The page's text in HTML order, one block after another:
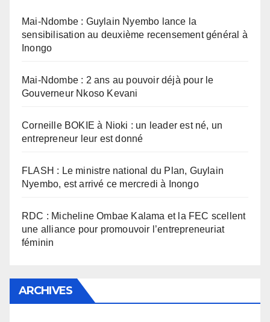
Mai-Ndombe : Guylain Nyembo lance la
sensibilisation au deuxième recensement général à
Inongo
Mai-Ndombe : 2 ans au pouvoir déjà pour le
Gouverneur Nkoso Kevani
Corneille BOKIE à Nioki : un leader est né, un
entrepreneur leur est donné
FLASH : Le ministre national du Plan, Guylain
Nyembo, est arrivé ce mercredi à Inongo
RDC : Micheline Ombae Kalama et la FEC scellent
une alliance pour promouvoir l’entrepreneuriat
féminin
ARCHIVES